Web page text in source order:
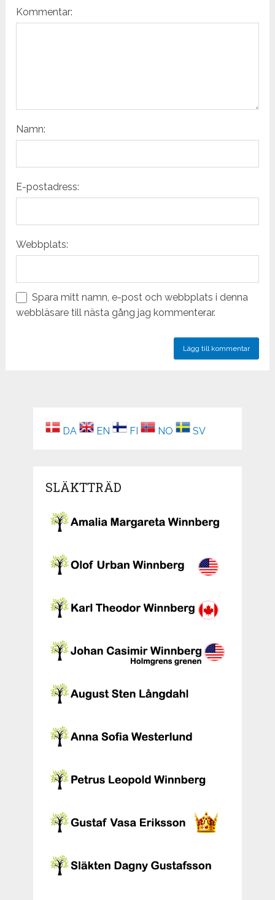
Kommentar:
Namn:
E-postadress:
Webbplats:
Spara mitt namn, e-post och webbplats i denna
webbläsare till nästa gång jag kommenterar.
DA EN FI NO SV
SLÄKTTRÄD